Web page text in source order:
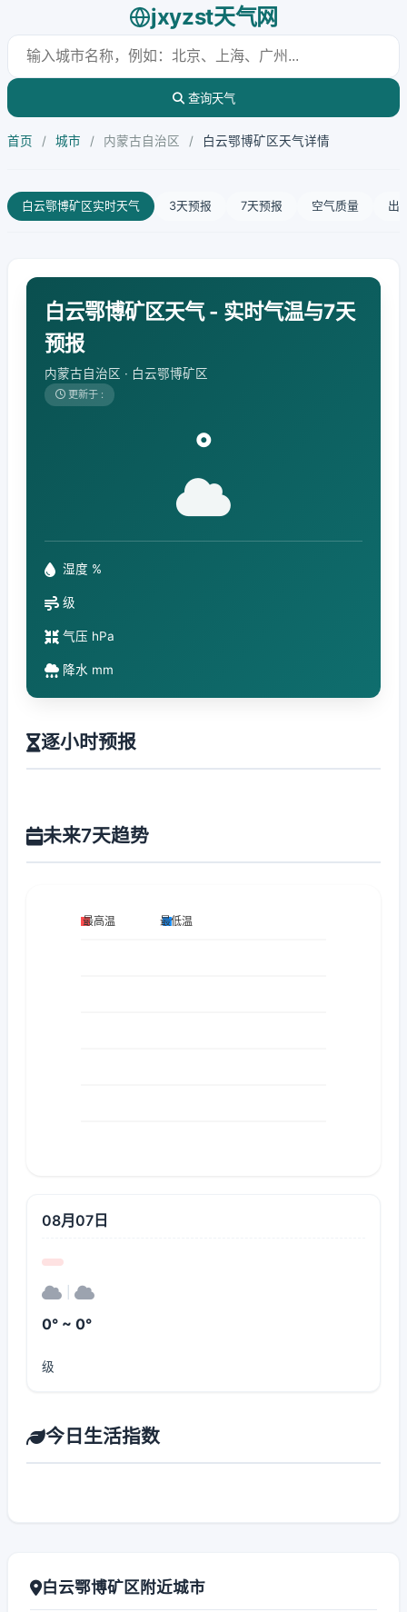
jxyzst天气网
查询天气
首页 / 城市 / 内蒙古自治区 / 白云鄂博矿区天气详情
白云鄂博矿区实时天气 3天预报 7天预报 空气质量 出
白云鄂博矿区天气 - 实时气温与7天
预报
内蒙古自治区 · 白云鄂博矿区
更新于 :
°
湿度 %
级
气压 hPa
降水 mm
逐小时预报
未来7天趋势
08月07日
0° ~ 0°
级
今日生活指数
白云鄂博矿区附近城市